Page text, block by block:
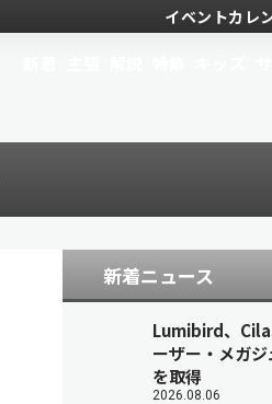
イベントカレ
新着ニュース
Lumibird、
ーザー・メガ
を取得
2026.08.06